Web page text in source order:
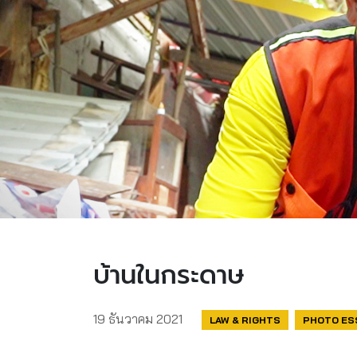
บ้านในกระดาษ
19 ธันวาคม 2021 LAW & RIGHTS PHOTO